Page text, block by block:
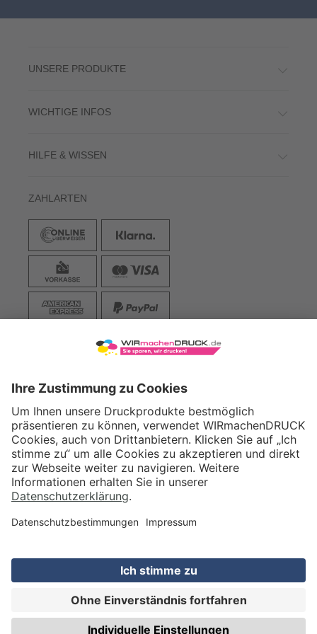
UNSERE PRODUKTE
WICHTIGE INFOS
HILFE & WISSEN
ZAHLARTEN
VERSAND
WIRmachenDRUCK GmbH
Illerstraße 15
71522 Backnang
Tel.: +49 (0) 711 995 982 - 20